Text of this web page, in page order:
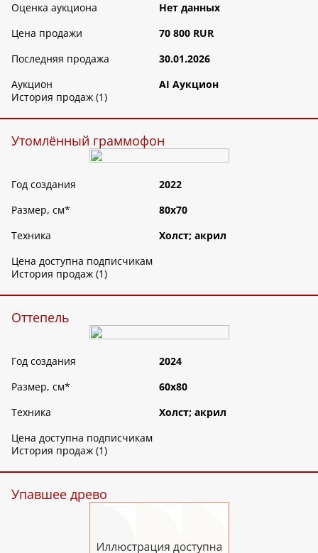
Оценка аукциона
Нет данных
Цена продажи
70 800 RUR
Последняя продажа
30.01.2026
Аукцион
AI Аукцион
История продаж (1)
Утомлённый граммофон
Год создания
2022
Размер, см*
80х70
Техника
Холст; акрил
Цена доступна подписчикам
История продаж (1)
Оттепель
Год создания
2024
Размер, см*
60х80
Техника
Холст; акрил
Цена доступна подписчикам
История продаж (1)
Упавшее древо